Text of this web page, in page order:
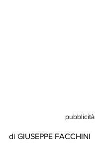
pubblicità
di GIUSEPPE FACCHINI